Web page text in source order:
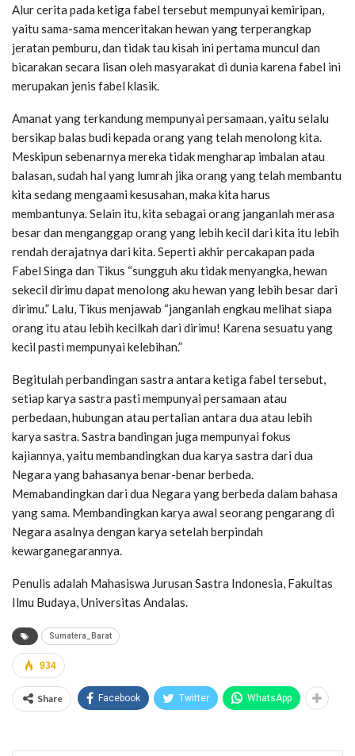
Alur cerita pada ketiga fabel tersebut mempunyai kemiripan,
yaitu sama-sama menceritakan hewan yang terperangkap
jeratan pemburu, dan tidak tau kisah ini pertama muncul dan
bicarakan secara lisan oleh masyarakat di dunia karena fabel ini
merupakan jenis fabel klasik.
Amanat yang terkandung mempunyai persamaan, yaitu selalu
bersikap balas budi kepada orang yang telah menolong kita.
Meskipun sebenarnya mereka tidak mengharap imbalan atau
balasan, sudah hal yang lumrah jika orang yang telah membantu
kita sedang mengaami kesusahan, maka kita harus
membantunya. Selain itu, kita sebagai orang janganlah merasa
besar dan menganggap orang yang lebih kecil dari kita itu lebih
rendah derajatnya dari kita. Seperti akhir percakapan pada
Fabel Singa dan Tikus “sungguh aku tidak menyangka, hewan
sekecil dirimu dapat menolong aku hewan yang lebih besar dari
dirimu.” Lalu, Tikus menjawab “janganlah engkau melihat siapa
orang itu atau lebih kecilkah dari dirimu! Karena sesuatu yang
kecil pasti mempunyai kelebihan.”
Begitulah perbandingan sastra antara ketiga fabel tersebut,
setiap karya sastra pasti mempunyai persamaan atau
perbedaan, hubungan atau pertalian antara dua atau lebih
karya sastra. Sastra bandingan juga mempunyai fokus
kajiannya, yaitu membandingkan dua karya sastra dari dua
Negara yang bahasanya benar-benar berbeda.
Memabandingkan dari dua Negara yang berbeda dalam bahasa
yang sama. Membandingkan karya awal seorang pengarang di
Negara asalnya dengan karya setelah berpindah
kewarganegarannya.
Penulis adalah Mahasiswa Jurusan Sastra Indonesia, Fakultas
Ilmu Budaya, Universitas Andalas.
Sumatera_Barat
934
Share Facebook Twitter WhatsApp